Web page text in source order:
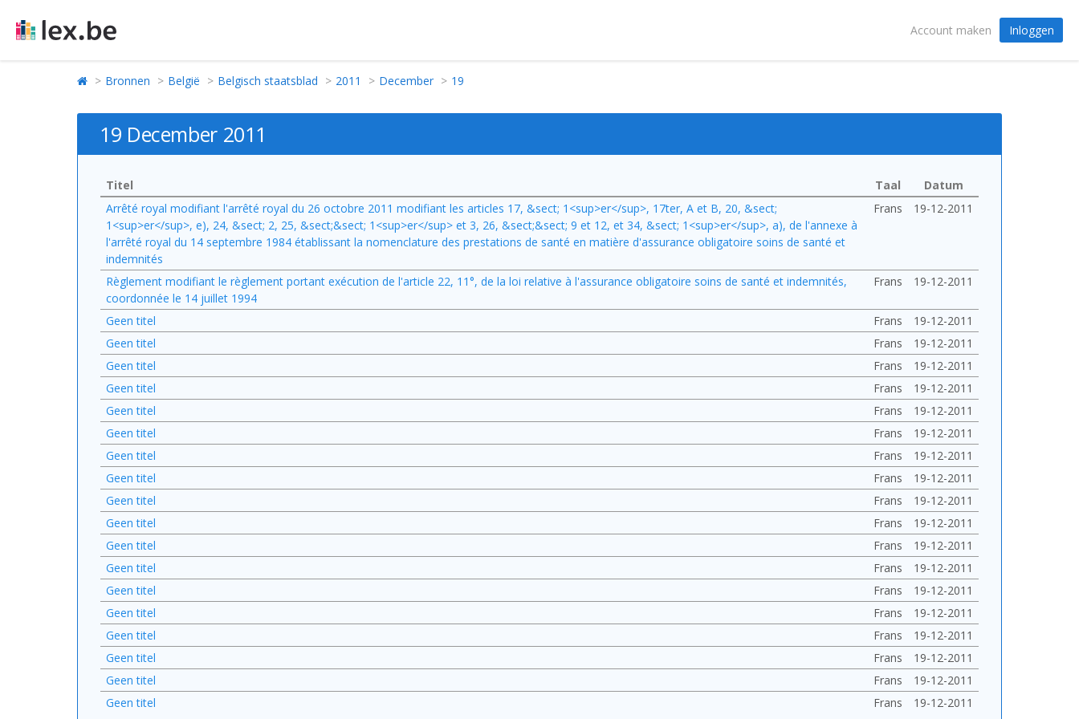
Account maken Inloggen
Bronnen België Belgisch staatsblad 2011 December 19
19 December 2011
Titel Taal
Datum
Arrêté royal modifiant l'arrêté royal du 26 octobre 2011 modifiant les articles 17, &sect; 1<sup>er</sup>, 17ter, A et B, 20, &sect;
1<sup>er</sup>, e), 24, &sect; 2, 25, &sect;&sect; 1<sup>er</sup> et 3, 26, &sect;&sect; 9 et 12, et 34, &sect; 1<sup>er</sup>, a), de l'annexe à
l'arrêté royal du 14 septembre 1984 établissant la nomenclature des prestations de santé en matière d'assurance obligatoire soins de santé et
indemnités
Frans 19-12-2011
Règlement modifiant le règlement portant exécution de l'article 22, 11°, de la loi relative à l'assurance obligatoire soins de santé et indemnités,
coordonnée le 14 juillet 1994
Frans 19-12-2011
Geen titel Frans
19-12-2011
Geen titel
Frans
19-12-2011
Geen titel
Frans
19-12-2011
Geen titel
Frans
19-12-2011
Geen titel
Frans
19-12-2011
Geen titel
Frans
19-12-2011
Geen titel
Frans
19-12-2011
Geen titel
Frans
19-12-2011
Geen titel
Frans
19-12-2011
Geen titel
Frans
19-12-2011
Geen titel
Frans
19-12-2011
Geen titel
Frans
19-12-2011
Geen titel
Frans
19-12-2011
Geen titel
Frans
19-12-2011
Geen titel
Frans
19-12-2011
Geen titel
Frans
19-12-2011
Geen titel
Frans
19-12-2011
Geen titel
Frans 19-12-2011